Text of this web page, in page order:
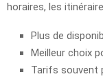
horaires, les
Plus de
Meilleur choix
Tarifs souvent